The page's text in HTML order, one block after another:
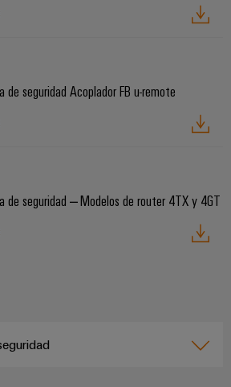
de seguridad Acoplador FB u-remote
de seguridad – Modelos de router 4TX y 4GT